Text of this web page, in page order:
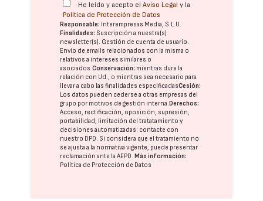
He leído y acepto elAviso Legal y la
Política de Protección de Datos
Responsable: Interempresas Media, S.L.U.
Finalidades: Suscripción a nuestra(s)
newsletter(s). Gestión de cuenta de usuario.
Envío de emails relacionados con la misma o
relativos a intereses similares o
asociados.Conservación: mientras dure la
relación con Ud., o mientras sea necesario para
llevar a cabo las finalidades especificadasCesión:
Los datos pueden cederse a otras empresas del
grupo por motivos de gestión interna. Derechos:
Acceso, rectificación, oposición, supresión,
portabilidad, limitación del tratatamiento y
decisiones automatizadas: contacte con
nuestro DPD. Si considera que el tratamiento no
se ajusta a la normativa vigente, puede presentar
reclamación ante laAEPD. Más información:
Política de Protección de Datos